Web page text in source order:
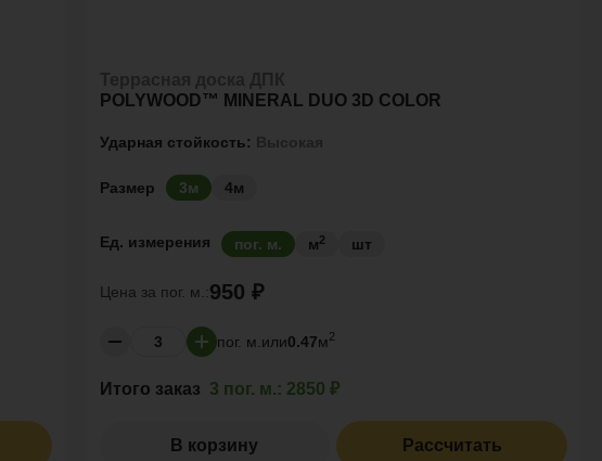
POLYWOOD™ MINERAL DUO 3D COLOR
Ударная стойкость:
Размер 3м 4м
Ед. измерения пог. м. м2 шт
Цена за пог. м.:950 ₽
пог. м. или0.47м2
Итого заказ 3 пог. м.: 2850 ₽
В корзину Рассчитать